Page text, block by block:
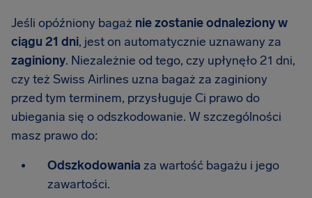
Jeśli opóźniony bagaż nie zostanie odnaleziony w
ciągu 21 dni, jest on automatycznie uznawany za
zaginiony. Niezależnie od tego, czy upłynęło 21 dni,
czy też Swiss Airlines uzna bagaż za zaginiony
przed tym terminem, przysługuje Ci prawo do
ubiegania się o odszkodowanie. W szczególności
masz prawo do:
Odszkodowania za wartość bagażu i jego
zawartości.